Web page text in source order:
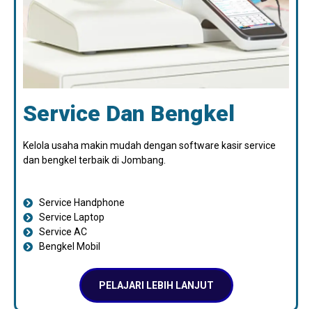
Service Dan Bengkel
Kelola usaha makin mudah dengan software kasir service
dan bengkel terbaik di Jombang.
Service Handphone
Service Laptop
Service AC
Bengkel Mobil
PELAJARI LEBIH LANJUT